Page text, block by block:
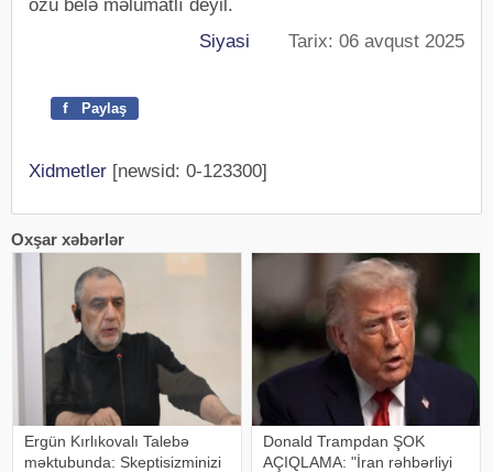
özü belə məlumatlı deyil.
Siyasi Tarix: 06 avqust 2025
f Paylaş
Xidmetler [newsid: 0-123300]
Oxşar xəbərlər
Ergün Kırlıkovalı Talebə
məktubunda: Skeptisizminizi
Donald Trampdan ŞOK
AÇIQLAMA: "İran rəhbərliyi